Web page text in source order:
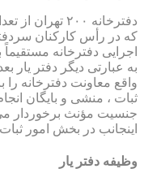
دفترخانه ۲۰۰
که در رأس کارکنان
اجرایی دفترخانه
به عبارتی دیگر دفتر یار
واقع معاونت دفترخانه
ثبات ، منشی و بایگان
جنسیت مؤنث برخوردار
اینجانب در بخش امور
وظیفه دفتر یار